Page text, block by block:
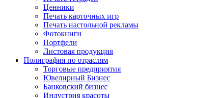
Ценники
Печать карточных игр
Печать настольной рекламы
Фотокниги
Портфели
Листовая продукция
Полиграфия по отраслям
Торговые предприятия
Ювелирный Бизнес
Банковский бизнес
Индустрия красоты